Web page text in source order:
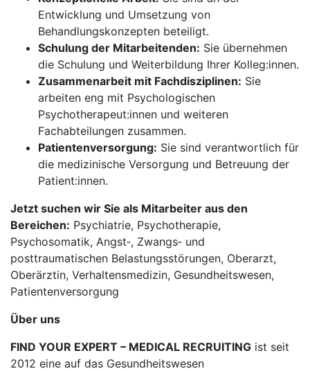
Entwicklung und Umsetzung von
Behandlungskonzepten beteiligt.
Schulung der Mitarbeitenden: Sie übernehmen
die Schulung und Weiterbildung Ihrer Kolleg:innen.
Zusammenarbeit mit Fachdisziplinen: Sie
arbeiten eng mit Psychologischen
Psychotherapeut:innen und weiteren
Fachabteilungen zusammen.
Patientenversorgung: Sie sind verantwortlich für
die medizinische Versorgung und Betreuung der
Patient:innen.
Jetzt suchen wir Sie als Mitarbeiter aus den
Bereichen: Psychiatrie, Psychotherapie,
Psychosomatik, Angst‑, Zwangs‑ und
posttraumatischen Belastungsstörungen, Oberarzt,
Oberärztin, Verhaltensmedizin, Gesundheitswesen,
Patientenversorgung
Über uns
FIND YOUR EXPERT – MEDICAL RECRUITING ist seit
2012 eine auf das Gesundheitswesen